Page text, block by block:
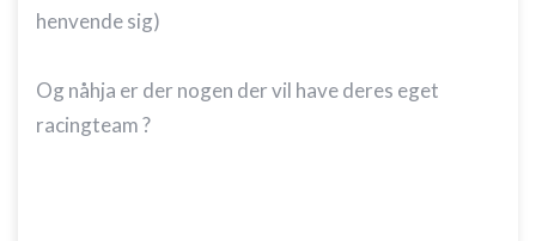
henvende sig)
Og nåhja er der nogen der vil have deres eget
racingteam ?